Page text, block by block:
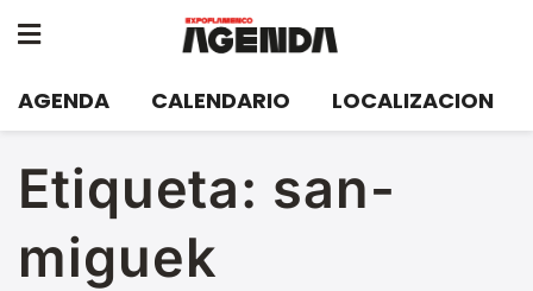
AGENDA CALENDARIO LOCALIZACION
Etiqueta: san-
miguek